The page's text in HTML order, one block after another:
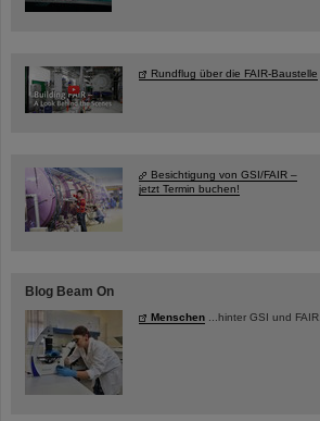
Rundflug über die FAIR-Baustelle
Besichtigung von GSI/FAIR –
jetzt Termin buchen!
Blog Beam On
Menschen ...hinter GSI und FAIR.